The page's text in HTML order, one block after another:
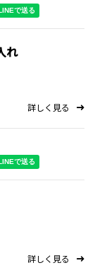
れ
詳しく見る
詳しく見る